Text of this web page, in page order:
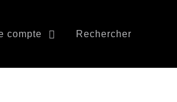
compte Rechercher